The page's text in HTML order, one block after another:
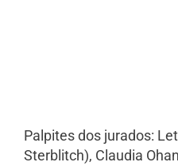
Palpites dos jurados:
Sterblitch), Claudia